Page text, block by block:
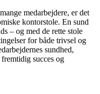
medarbejdere, er det
kontorstole. En sund
– og med de rette stole
for både trivsel og
sundhed,
succes og